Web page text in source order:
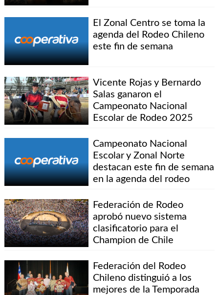
El Zonal Centro se toma la
agenda del Rodeo Chileno
este fin de semana
Vicente Rojas y Bernardo
Salas ganaron el
Campeonato Nacional
Escolar de Rodeo 2025
Campeonato Nacional
Escolar y Zonal Norte
destacan este fin de semana
en la agenda del rodeo
Federación de Rodeo
aprobó nuevo sistema
clasificatorio para el
Champion de Chile
Federación del Rodeo
Chileno distinguió a los
mejores de la Temporada